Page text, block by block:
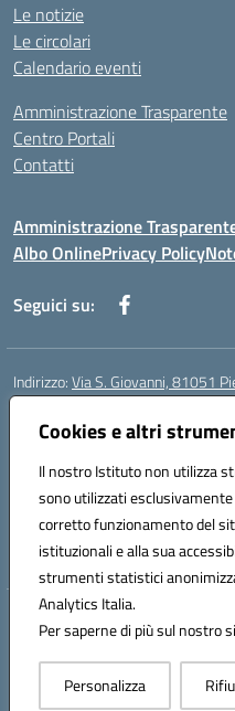
Cookies e altri
Il nostro Istituto non utilizza
sono utilizzati
corretto funzionamento del
istituzionali e alla sua
strumenti statistici
Analytics Italia.
Per saperne di più sul nostro
Personalizza
Le notizie
Le circolari
Calendario eventi
Amministrazione Trasparente
Centro Portali
Contatti
Amministrazione
Albo OnlinePrivacy Policy
Seguici su:
Indirizzo:Via S. Giovanni, 81051
Centralino:
Posta elettronica certificata (PEC):
Codice fiscale: 80010130617
Codice meccanografico:
Codice Indice delle Pubbliche
Codice unico di fatturazione (CUF):
Hosting &
Concept &